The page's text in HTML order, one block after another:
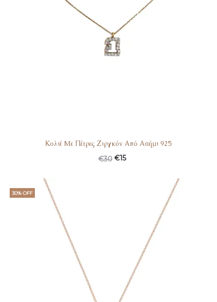
Κολιέ Mε Πέτρες Ζιργκόν Από Ασήμι 925
€30 €15
30% OFF